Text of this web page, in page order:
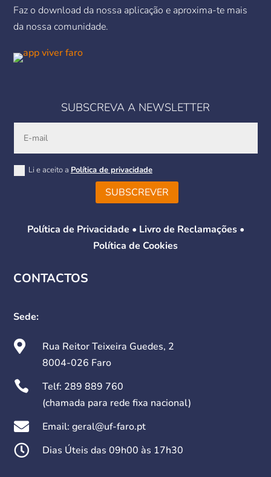
Faz o download da nossa aplicação e aproxima-te mais
da nossa comunidade.
SUBSCREVA A NEWSLETTER
Li e aceito a Política de privacidade
SUBSCREVER
Política de Privacidade • Livro de Reclamações•
Política de Cookies
CONTACTOS
Sede:

Rua Reitor Teixeira Guedes, 2
8004-026 Faro
 Telf: 289 889 760
(chamada para rede fixa nacional)
 Email: geral@uf-faro.pt
 Dias Úteis das 09h00 às 17h30